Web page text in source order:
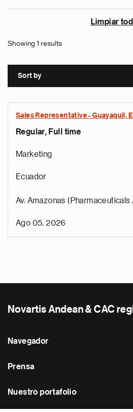
Limpiar
Showing 1 results
Sort by
Sales Representative - Guayaquil,
Regular, Full time
Marketing
Ecuador
Av. Amazonas
Ago 05, 2026
Novartis Andean & CAC
Navegador
Prensa
Nuestro portafolio